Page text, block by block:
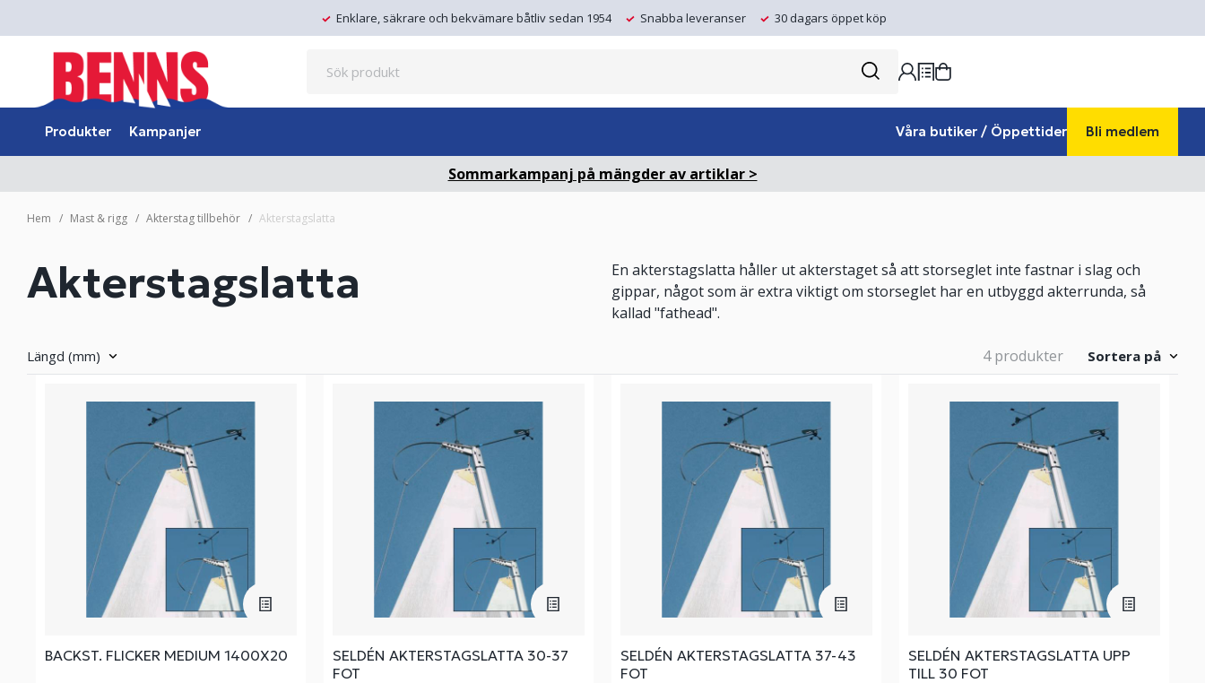
Enklare, säkrare och bekvämare båtliv sedan 1954 Snabba leveranser 30 dagars öppet köp
Produkter Kampanjer Våra butiker / Öppettider Bli medlem
Sommarkampanj på mängder av artiklar >
Hem Mast & rigg Akterstag tillbehör Akterstagslatta
Akterstagslatta
En akterstagslatta håller ut akterstaget så att storseglet inte fastnar i slag och
gippar, något som är extra viktigt om storseglet har en utbyggd akterrunda, så
kallad "fathead".
Längd (mm) 4 produkter Sortera på
BACKST. FLICKER MEDIUM 1400X20
SELDÉN AKTERSTAGSLATTA 30-37
FOT
SELDÉN AKTERSTAGSLATTA 37-43
FOT
SELDÉN AKTERSTAGSLATTA UPP
TILL 30 FOT